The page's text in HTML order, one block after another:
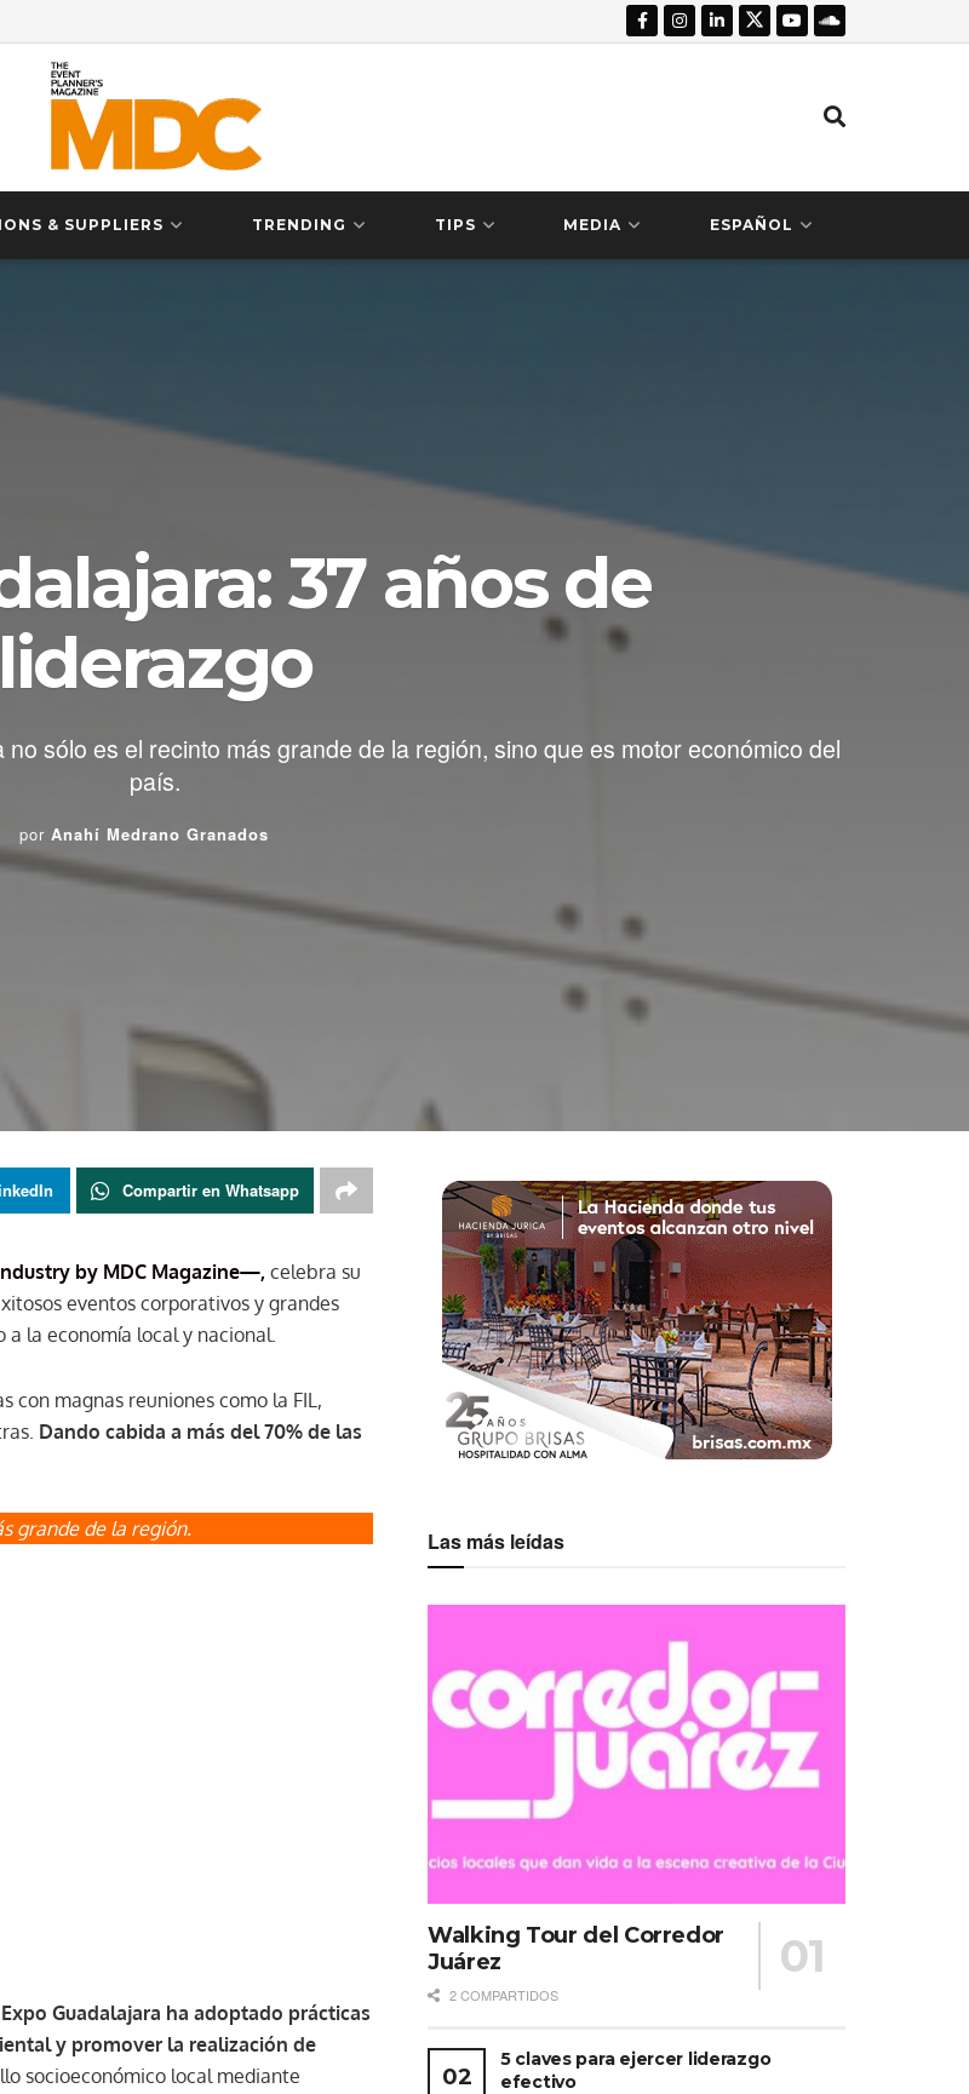
& SUPPLIERS TRENDING TIPS MEDIA ESPAÑOL
37 años de
liderazgo
sólo es el recinto más grande de la región, sino que es motor económico del
país.
por Anahí Medrano Granados
Compartir en Whatsapp
by MDC Magazine—, celebra su
eventos corporativos y grandes
a la economía local y nacional.
con magnas reuniones como la FIL,
Dando cabida a más del 70% de las
grande de la región.
Expo Guadalajara ha adoptado prácticas
y promover la realización de
socioeconómico local mediante
Las más leídas
Walking Tour del Corredor
Juárez
2 COMPARTIDOS
5 claves para ejercer liderazgo
efectivo